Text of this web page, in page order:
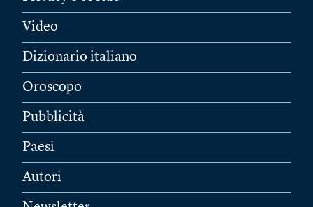
Video
Dizionario italiano
Oroscopo
Pubblicità
Paesi
Autori